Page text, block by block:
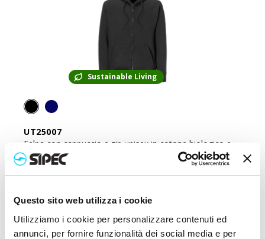
Questo sito web utilizza i cookie
Utilizziamo i cookie per personalizzare contenuti ed
annunci, per fornire funzionalità dei social media e per
Sustainable Living
UT25007
Felpa con cappuccio e zip unisex in cotone biologico e
poliestere riciclato da 280 g/m2
Prezzo: